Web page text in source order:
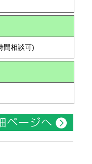
間相談可)